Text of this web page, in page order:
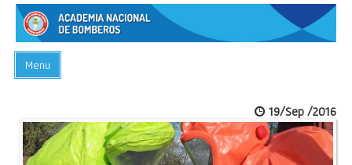
Menu
ACADEMIA
PREGUNTAS FRECUENTES
19/Sep /2016